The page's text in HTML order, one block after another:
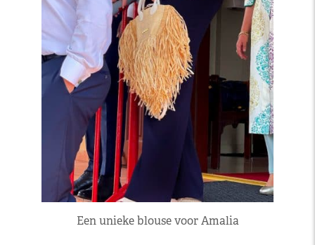
Een unieke blouse voor Amalia